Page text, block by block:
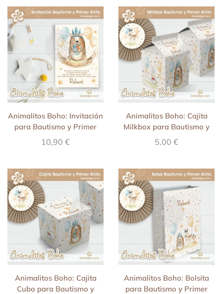
Animalitos Boho: Invitación
para Bautismo y Primer
Añito
10,90 €
Animalitos Boho: Cajita
Milkbox para Bautismo y
Primer Añito
5,00 €
Animalitos Boho: Cajita
Cubo para Bautismo y
Animalitos Boho: Bolsita
para Bautismo y Primer